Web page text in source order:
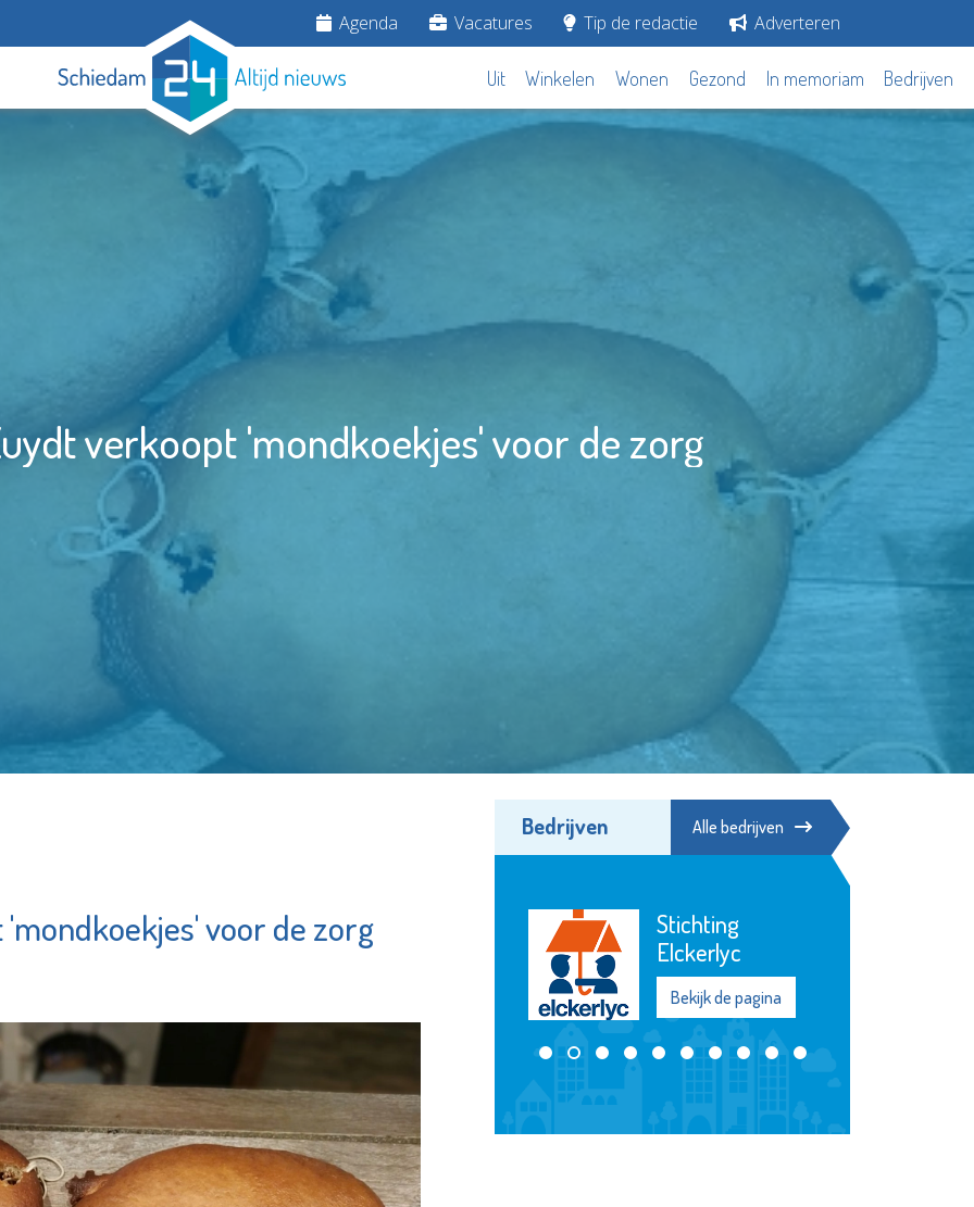
Agenda Vacatures Tip de redactie Adverteren
Uit Winkelen Wonen Gezond In memoriam Bedrijven
verkoopt 'mondkoekjes' voor de zorg
voor de zorg
Bedrijven Alle bedrijven
Stichting Primo
Schiedam
Stichting
Elckerlyc
Bekijk de pagina